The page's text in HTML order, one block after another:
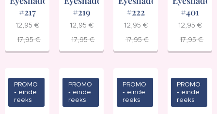
#217
12,95 €
17,95€
#219
12,95 €
17,95€
#222
12,95 €
17,95€
#401
12,95 €
17,95€
PROMO
- einde
reeks
PROMO
- einde
reeks
PROMO
- einde
reeks
PROMO
- einde
reeks